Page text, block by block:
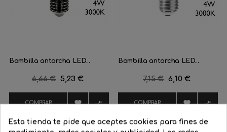
Bombilla antorcha LED...
Precio
6,66 € Precio
5,23 €
COMPRAR  
Bombilla antorcha LED...
Precio
7,15 € Precio
6,10 €
COMPRAR  
Esta tienda te pide que aceptes cookies para fines de